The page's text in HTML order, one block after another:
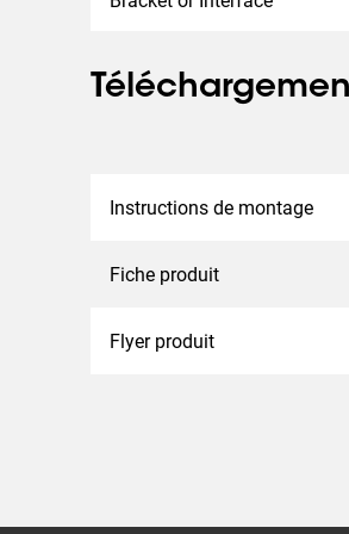
Instructions de montage
Fiche produit
Flyer produit